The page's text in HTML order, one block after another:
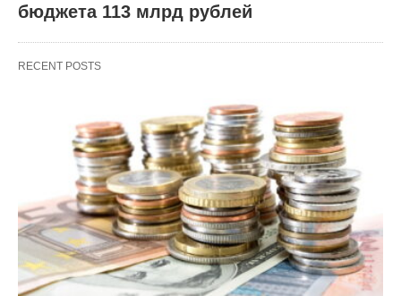
бюджета 113 млрд рублей
RECENT POSTS